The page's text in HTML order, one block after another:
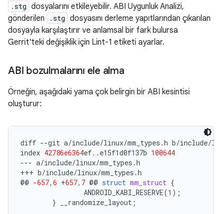
.stg dosyalarını etkileyebilir. ABI Uygunluk Analizi,
gönderilen
.stg dosyasını derleme yapıtlarından çıkarılan
dosyayla karşılaştırır ve anlamsal bir fark bulursa
Gerrit'teki değişiklik için Lint-1 etiketi ayarlar.
ABI bozulmalarını ele alma
Örneğin, aşağıdaki yama çok belirgin bir ABI kesintisi
oluşturur:
diff --git a/include/linux/mm_types .h b/include/
index 42786e6364ef.. e15f1d0f137b 100644
--- a/include/linux/mm_types .h
+++ b/include/linux/mm_types .h
@@ -657, 6 +657, 7 @@ struct mm_struct {
ANDROID_KABI_RESERVE(1 );
}
__randomize_layout ;